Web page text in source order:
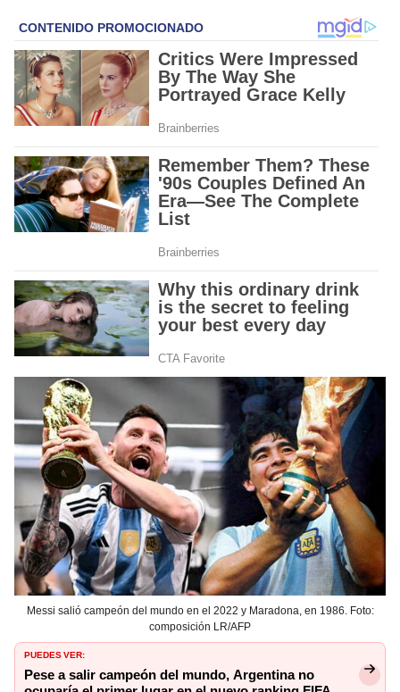
Messi salió campeón del mundo en el 2022 y Maradona, en 1986. Foto:
composición LR/AFP
PUEDES VER:
Pese a salir campeón del mundo, Argentina no